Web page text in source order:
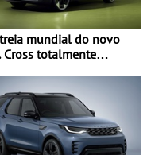
mundial do novo
Cross totalmente
formato compacto - Em
já será possível
um ID. Cross
final deste mês